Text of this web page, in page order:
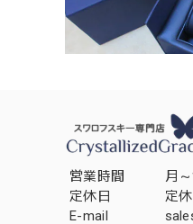
営業時間
月
定休日
定
E-mail